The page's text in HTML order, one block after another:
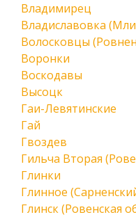
Владимирец
Владиславовка
Волосковцы
Воронки
Воскодавы
Высоцк
Гаи-Левятинские
Гай
Гвоздев
Гильча Вторая
Глинки
Глинное
Глинск (Ровенская